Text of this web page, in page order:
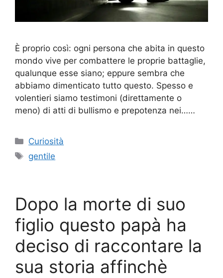
È proprio così: ogni persona che abita in questo
mondo vive per combattere le proprie battaglie,
qualunque esse siano; eppure sembra che
abbiamo dimenticato tutto questo. Spesso e
volentieri siamo testimoni (direttamente o
meno) di atti di bullismo e prepotenza nei……
Categorie
Curiosità
Tag
gentile
Dopo la morte di suo
figlio questo papà ha
deciso di raccontare la
sua storia affinchè